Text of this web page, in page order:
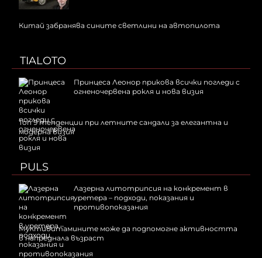
Китай забранява сините светлини на автопилота
TIALOTO
Принцеса Леонор прикова всички погледи с
огненочервена рокля и нова визия
Топ 9 тенденции при летните сандали за елегантна и
модерна визия
PULS
Лазерна литотрипсия на конкремент в
уретера – подходи, показания и
противопоказания
Мултивитамините може да подпомогне активността
в напреднала възраст